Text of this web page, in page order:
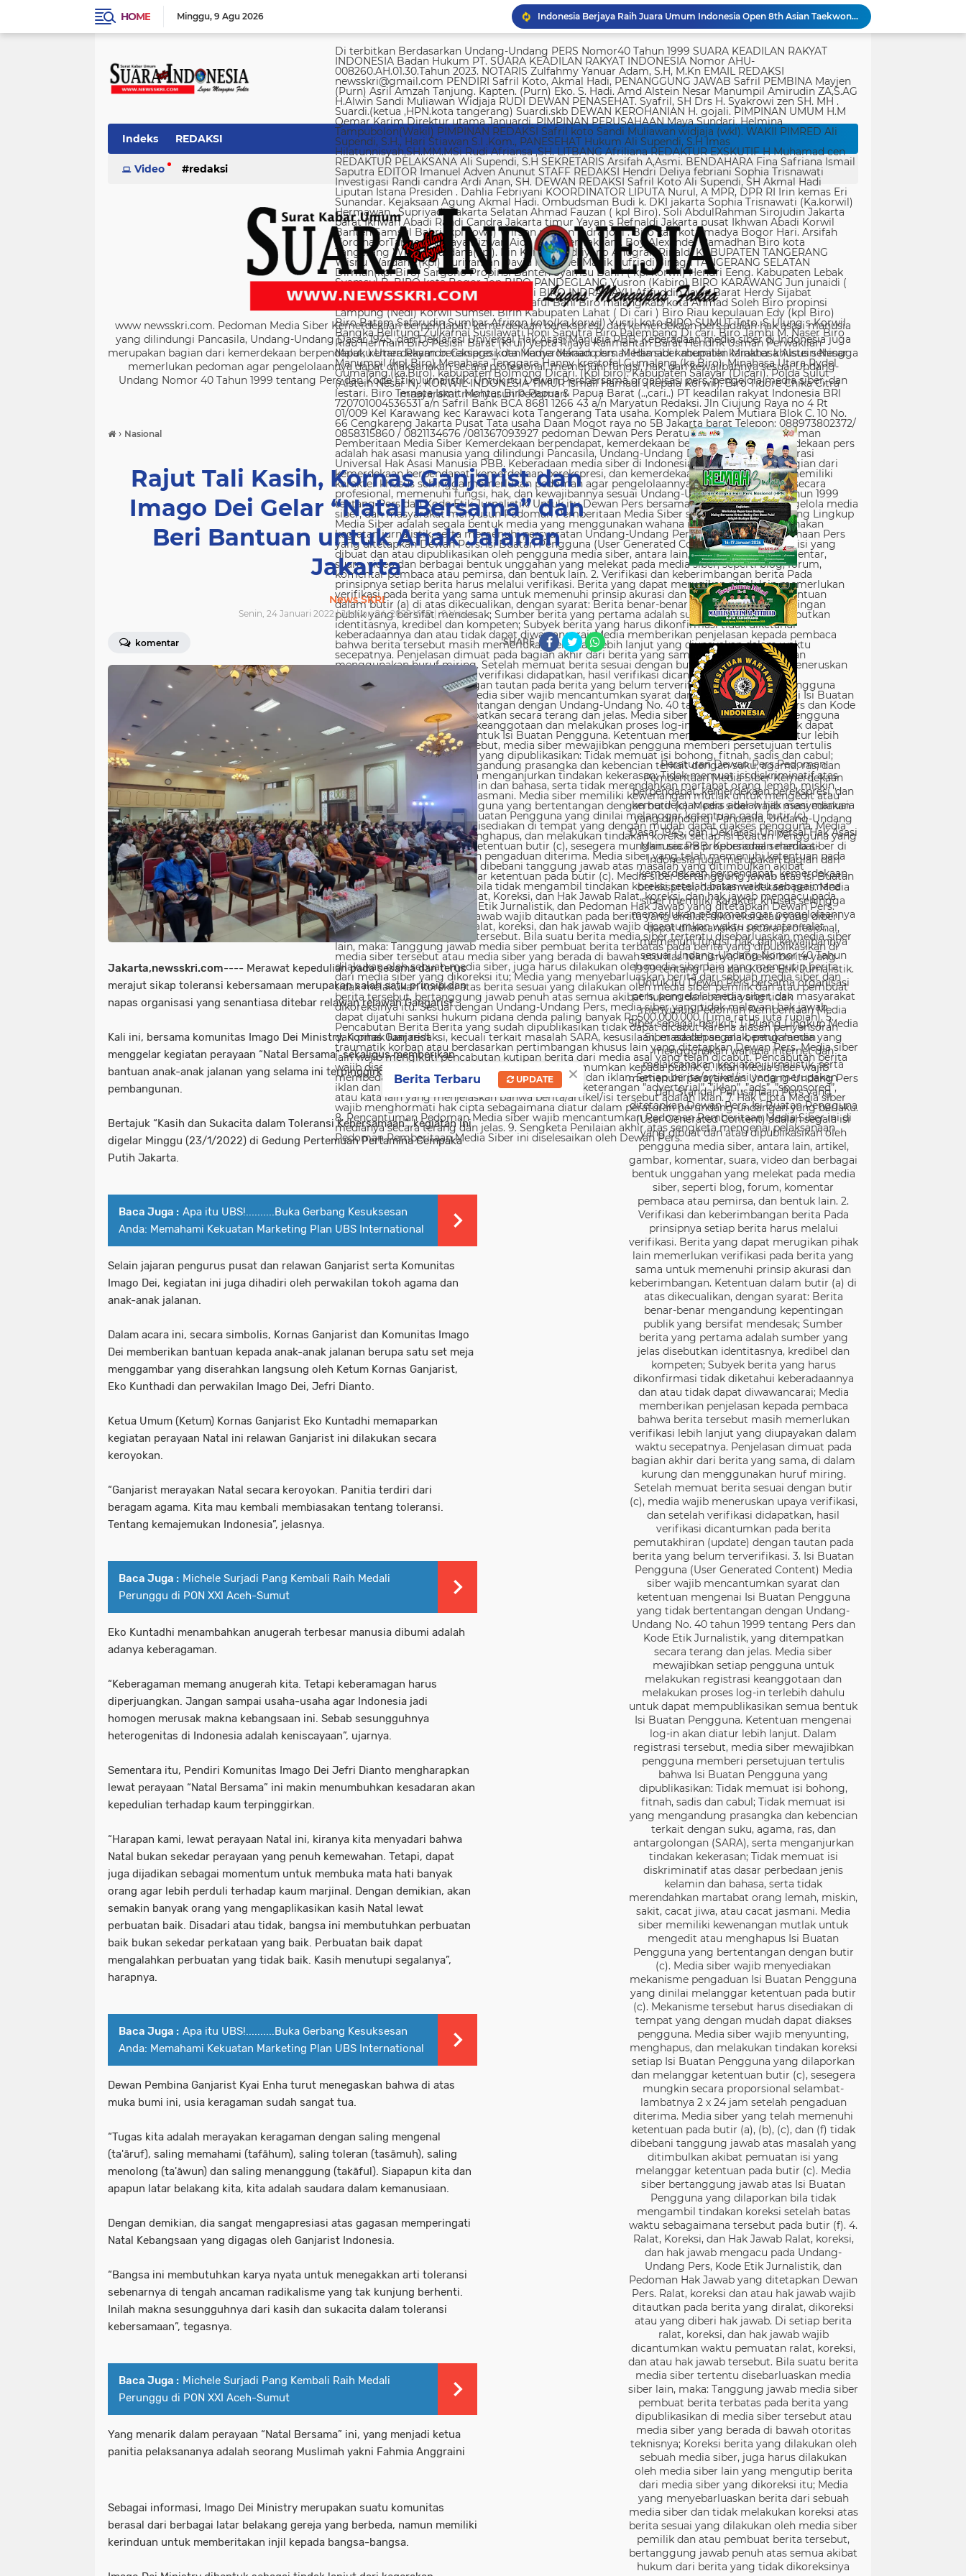
HOME Minggu 9 Agu 2026
Indonesia Berjaya Raih Juara Umum Indonesia Open 8th Asian Taekwondo Indonesia Open Championships 2026
Pererat Sinergitas dengan Ulama, Kapolres Subang Silaturahmi Bersama Ketua dan Pengurus PERSIS Kabupaten Subang
Reuni AKABRI 91 35 Tahun Mengabdi Untuk Negeri
Perkuat Budaya Keselamatan Transportasi, Kemenhub Tingkatkan Pengawasan pada Bus AKAP
Operasi Laut Mematikan! Ketamin 1,3 Ton Diamankan Tim Gabungan di Bintan
Di terbitkan Berdasarkan Undang-Undang PERS Nomor40 Tahun 1999 SUARA KEADILAN RAKYAT INDONESIA Badan Hukum PT. SUARA KEADILAN RAKYAT INDONESIA Nomor AHU-008260.AH.01.30.Tahun 2023. NOTARIS Zulfahmy Yanuar Adam, S.H, M.Kn EMAIL REDAKSI newsskri@gmail.com PENDIRI Safril Koto, Akmal Hadi, PENANGGUNG JAWAB Safril PEMBINA Mayjen (Purn) Asril Amzah Tanjung. Kapten. (Purn) Eko. S. Hadi. Amd Alstein Nesar Manumpil Amirudin ZA,S.AG H.Alwin Sandi Muliawan Widjaja RUDI DEWAN PENASEHAT. Syafril, SH Drs H. Syakrowi zen SH. MH . Suardi.(ketua ,HPN.kota tangerang) Suardi.skb DEWAN KEROHANIAN H. gojali. PIMPINAN UMUM H.M Qemar Karim Direktur utama Januardi. PIMPINAN PERUSAHAAN Maya Sundari. Helmina Tampubolon(Wakil) PIMPINAN REDAKSI Safril koto Sandi Muliawan widjaja (wkl). WAKIl PIMRED Ali Supendi, S.H., Hari Stiawan S.I .Kom., PANESEHAT Hukum Ali Supendi, S.H Imas Hilatunnisyah,SH.MM.MSi Rudi Afriansa ,SH. LITBANG Afriliana REDAKTUR EXSKUTIF H Muhamad cen REDAKTUR PELAKSANA Ali Supendi, S.H SEKRETARIS Arsifah A,Asmi. BENDAHARA Fina Safriana Ismail Saputra EDITOR Imanuel Adven Anunut STAFF REDAKSI Hendri Deliya febriani Sophia Trisnawati Investigasi Randi candra Ardi Anan, SH. DEWAN REDAKSI Safril Koto Ali Supendi, SH Akmal Hadi Liputan Istana Presiden . Dahlia Febriyani KOORDINATOR LIPUTA Nurul, A MPR, DPR RI Irin kemas Eri Sunandar. Kejaksaan Agung Akmal Hadi. Ombudsman Budi k. DKI jakarta Sophia Trisnawati (Ka.korwil) Hermawan . Supriyadi. Jakarta Selatan Ahmad Fauzan ( kpl Biro). Soli AbdulRahman Sirojudin Jakarta barat Ikhwan Abadi Randi Candra Jakarta timur Yayan s Refnaldi Jakarta pusat Ikhwan Abadi Korwil Banten Samsul Bahri (kpl kowil) Wirson risman Indra joni . Biro kab/kota madya Bogor Hari. Arsifah KordinatorTangerang raya Rizwan Aidil ( kpl. Perwakilan). Boy Alexander Ramadhan Biro kota Tangerang Wisnu Wardana(kpl). Irin Kamas Andriyano Anugrah Rinaldi KABUPATEN TANGERANG Wisnu Wardana (kpl) Nuriyaman David Natanael Manik Sufriadi Sinaga TANGERANG SELATAN Dirman(kpl Biro) Sargono Propinsi Banten Syamsu Bahri ( kpl korwil) Hendri Eeng. Kabupaten Lebak Syamsul B. BIRO kota Bogor Jon BIRO PANDEGLANG Yusron (Kabiro) BIRO KARAWANG Jun junaidi ( kpl Biro) Ugi . BIRO KUNINGAN Nurhadi BIRO INDRAMAYU Afifuddin Jawa Barat Herdy Sijabat (kapowil). BIRO JAWA TIMUR Sofiyan Saful Bahi Biro malang kab/kota Ahmad Soleh Biro propinsi Lampung (Nedi) Korwil Sumsel. Birin Kabupaten Lahat ( Di cari ) Biro Riau kepulauan Edy (kpl Biro) Biro Batam Safarudin Sumbar Afrizon koto(ka korwil) Yusril koto BIRO SUMUT Toto. S Ulung s Korwil Bangka Belitung Zulkarnai Susilawati Roni Saputra Biro Palembang Di cari. Biro Jambi M. Naser Biro Riau Hermain Biro Pesisir Barat (Krui) yepta Rijaya Kalimantan Barat Hendrik Usman Perwakilan Maluku Utara Raymon Caniago kota Madya Manado Ismail Hamadi kabupaten Minahasa Alstein Nesar Manumpil (kpl Biro) Menahasa Tenggara Hanny krestofel Gumalang (ka.Biro). Minahasa Utara Rydel Gumalang.(ka.Biro). kabupaten Bolmong Dicari. (Kpl biro). Kabupaten Salayar (Dicari). Polda Sulut (Alstein Nesar N). KORWIL INDONESIA TIMUR Ismail Hamadi .(kepala Korwil). Biro Tidore Chika Citra lestari. Biro Ternate Ismit Mohtar Biro Papua & Papua Barat (..,cari..) PT keadilan rakyat Indonesia BRI 720701004536531 a/n Safril Bank BCA 8681 1266 43 a/n Maryatun Redaksi. Jln Ciujung Raya no 4 Rt 01/009 Kel Karawang kec Karawaci kota Tangerang Tata usaha. Komplek Palem Mutiara Blok C. 10 No. 66 Cengkareng Jakarta Pusat Tata usaha Daan Mogot raya no 5B Jakarta barat Telepon: 088973802372/ 0858315860 / 0821134676 /081367093927 pedoman Dewan Pers Peraturan Dewan Pers Pedoman Pemberitaan Media Siber Kemerdekaan berpendapat, kemerdekaan berekspresi, dan kemerdekaan pers adalah hak asasi manusia yang dilindungi Pancasila, Undang-Undang Dasar 1945, dan Deklarasi Universal Hak Asasi Manusia PBB. Keberadaan media siber di Indonesia juga merupakan bagian dari kemerdekaan berpendapat, kemerdekaan berekspresi, dan kemerdekaan pers. Media siber memiliki karakter khusus sehingga memerlukan pedoman agar pengelolaannya dapat dilaksanakan secara profesional, memenuhi fungsi, hak, dan kewajibannya sesuai Undang-Undang Nomor 40 Tahun 1999 tentang Pers dan Kode Etik Jurnalistik. Untuk itu Dewan Pers bersama organisasi pers, pengelola media siber, dan masyarakat menyusun Pedoman Pemberitaan Media Siber sebagai berikut: 1. Ruang Lingkup Media Siber adalah segala bentuk media yang menggunakan wahana internet dan melaksanakan kegiatan jurnalistik, serta memenuhi persyaratan Undang-Undang Pers dan Standar Perusahaan Pers yang ditetapkan Dewan Pers. Isi Buatan Pengguna (User Generated Content) adalah segala isi yang dibuat dan atau dipublikasikan oleh pengguna media siber, antara lain, artikel, gambar, komentar, suara, video dan berbagai bentuk unggahan yang melekat pada media siber, seperti blog, forum, komentar pembaca atau pemirsa, dan bentuk lain. 2. Verifikasi dan keberimbangan berita Pada prinsipnya setiap berita harus melalui verifikasi. Berita yang dapat merugikan pihak lain memerlukan verifikasi pada berita yang sama untuk memenuhi prinsip akurasi dan keberimbangan. Ketentuan dalam butir (a) di atas dikecualikan, dengan syarat: Berita benar-benar mengandung kepentingan publik yang bersifat mendesak; Sumber berita yang pertama adalah sumber yang jelas disebutkan identitasnya, kredibel dan kompeten; Subyek berita yang harus dikonfirmasi tidak diketahui keberadaannya dan atau tidak dapat diwawancarai; Media memberikan penjelasan kepada pembaca bahwa berita tersebut masih memerlukan verifikasi lebih lanjut yang diupayakan dalam waktu secepatnya. Penjelasan dimuat pada bagian akhir dari berita yang sama, di dalam kurung dan menggunakan huruf miring. Setelah memuat berita sesuai dengan butir (c), media wajib meneruskan upaya verifikasi, dan setelah verifikasi didapatkan, hasil verifikasi dicantumkan pada berita pemutakhiran (update) dengan tautan pada berita yang belum terverifikasi. 3. Isi Buatan Pengguna (User Generated Content) Media siber wajib mencantumkan syarat dan ketentuan mengenai Isi Buatan Pengguna yang tidak bertentangan dengan Undang-Undang No. 40 tahun 1999 tentang Pers dan Kode Etik Jurnalistik, yang ditempatkan secara terang dan jelas. Media siber mewajibkan setiap pengguna untuk melakukan registrasi keanggotaan dan melakukan proses log-in terlebih dahulu untuk dapat mempublikasikan semua bentuk Isi Buatan Pengguna. Ketentuan mengenai log-in akan diatur lebih lanjut. Dalam registrasi tersebut, media siber mewajibkan pengguna memberi persetujuan tertulis bahwa Isi Buatan Pengguna yang dipublikasikan: Tidak memuat isi bohong, fitnah, sadis dan cabul; Tidak memuat isi yang mengandung prasangka dan kebencian terkait dengan suku, agama, ras, dan antargolongan (SARA), serta menganjurkan tindakan kekerasan; Tidak memuat isi diskriminatif atas dasar perbedaan jenis kelamin dan bahasa, serta tidak merendahkan martabat orang lemah, miskin, sakit, cacat jiwa, atau cacat jasmani. Media siber memiliki kewenangan mutlak untuk mengedit atau menghapus Isi Buatan Pengguna yang bertentangan dengan butir (c). Media siber wajib menyediakan mekanisme pengaduan Isi Buatan Pengguna yang dinilai melanggar ketentuan pada butir (c). Mekanisme tersebut harus disediakan di tempat yang dengan mudah dapat diakses pengguna. Media siber wajib menyunting, menghapus, dan melakukan tindakan koreksi setiap Isi Buatan Pengguna yang dilaporkan dan melanggar ketentuan butir (c), sesegera mungkin secara proporsional selambat-lambatnya 2 x 24 jam setelah pengaduan diterima. Media siber yang telah memenuhi ketentuan pada butir (a), (b), (c), dan (f) tidak dibebani tanggung jawab atas masalah yang ditimbulkan akibat pemuatan isi yang melanggar ketentuan pada butir (c). Media siber bertanggung jawab atas Isi Buatan Pengguna yang dilaporkan bila tidak mengambil tindakan koreksi setelah batas waktu sebagaimana tersebut pada butir (f). 4. Ralat, Koreksi, dan Hak Jawab Ralat, koreksi, dan hak jawab mengacu pada Undang-Undang Pers, Kode Etik Jurnalistik, dan Pedoman Hak Jawab yang ditetapkan Dewan Pers. Ralat, koreksi dan atau hak jawab wajib ditautkan pada berita yang diralat, dikoreksi atau yang diberi hak jawab. Di setiap berita ralat, koreksi, dan hak jawab wajib dicantumkan waktu pemuatan ralat, koreksi, dan atau hak jawab tersebut. Bila suatu berita media siber tertentu disebarluaskan media siber lain, maka: Tanggung jawab media siber pembuat berita terbatas pada berita yang dipublikasikan di media siber tersebut atau media siber yang berada di bawah otoritas teknisnya; Koreksi berita yang dilakukan oleh sebuah media siber, juga harus dilakukan oleh media siber lain yang mengutip berita dari media siber yang dikoreksi itu; Media yang menyebarluaskan berita dari sebuah media siber dan tidak melakukan koreksi atas berita sesuai yang dilakukan oleh media siber pemilik dan atau pembuat berita tersebut, bertanggung jawab penuh atas semua akibat hukum dari berita yang tidak dikoreksinya itu. Sesuai dengan Undang-Undang Pers, media siber yang tidak melayani hak jawab dapat dijatuhi sanksi hukum pidana denda paling banyak Rp500.000.000 (Lima ratus juta rupiah). 5. Pencabutan Berita Berita yang sudah dipublikasikan tidak dapat dicabut karena alasan penyensoran dari pihak luar redaksi, kecuali terkait masalah SARA, kesusilaan, masa depan anak, pengalaman traumatik korban atau berdasarkan pertimbangan khusus lain yang ditetapkan Dewan Pers. Media siber lain wajib mengikuti pencabutan kutipan berita dari media asal yang telah dicabut. Pencabutan berita wajib disertai dengan alasan pencabutan dan diumumkan kepada publik. 6. Iklan Media siber wajib membedakan dengan tegas antara produk berita dan iklan. Setiap berita/artikel/isi yang merupakan iklan dan atau isi berbayar wajib mencantumkan keterangan ”advertorial”, ”iklan”, ”ads”, ”spons
Indeks REDAKSI
Video redaksi
www newsskri.com. Pedoman Media Siber Kemerdekaan berpendapat, kemerdekaan berekspresi, dan kemerdekaan pers adalah hak asasi manusia
yang dilindungi Pancasila, Undang-Undang Dasar 1945, dan Deklarasi Universal Hak Asasi Manusia PBB. Keberadaan media siber di Indonesia juga
merupakan bagian dari kemerdekaan berpendapat, kemerdekaan berekspresi, dan kemerdekaan pers. Media siber memiliki karakter khusus sehingga
memerlukan pedoman agar pengelolaannya dapat dilaksanakan secara profesional, memenuhi fungsi, hak, dan kewajibannya sesuai Undang-
Undang Nomor 40 Tahun 1999 tentang Pers dan Kode Etik Jurnalistik. Untuk itu Dewan Persbersama organisasi pers, pengelola media siber, dan
masyarakat menyusun Pedoman
› Nasional
Rajut Tali Kasih, Kornas Ganjarist dan
Imago Dei Gelar “Natal Bersama” dan
Beri Bantuan untuk Anak Jalanan
Jakarta
News SKRI
Senin, 24 Januari 2022 | Januari 24, 2022 WIB | 0Views
komentar SHARE
Jakarta,newsskri.com---- Merawat kepedulian pada sesama dan terus
merajut sikap toleransi kebersamaan merupakan salah satu prinsip dan
napas organisasi yang senantiasa ditebar relawan relawan Gangarist.
Kali ini, bersama komunitas Imago Dei Ministry, Kornas Ganjarist
menggelar kegiatan perayaan “Natal Bersama” sekaligus memberikan
bantuan anak-anak jalanan yang selama ini terpinggirkan dalam gemuruh
pembangunan.
Bertajuk “Kasih dan Sukacita dalam Toleransi Kebersamaan”, kegiatan ini
digelar Minggu (23/1/2022) di Gedung Pertemuan Pertamina Cempaka
Putih Jakarta.
Baca Juga : Apa itu UBS!..........Buka Gerbang Kesuksesan
Anda: Memahami Kekuatan Marketing Plan UBS International
Selain jajaran pengurus pusat dan relawan Ganjarist serta Komunitas
Imago Dei, kegiatan ini juga dihadiri oleh perwakilan tokoh agama dan
anak-anak jalanan.
Dalam acara ini, secara simbolis, Kornas Ganjarist dan Komunitas Imago
Dei memberikan bantuan kepada anak-anak jalanan berupa satu set meja
menggambar yang diserahkan langsung oleh Ketum Kornas Ganjarist,
Eko Kunthadi dan perwakilan Imago Dei, Jefri Dianto.
Ketua Umum (Ketum) Kornas Ganjarist Eko Kuntadhi memaparkan
kegiatan perayaan Natal ini relawan Ganjarist ini dilakukan secara
keroyokan.
“Ganjarist merayakan Natal secara keroyokan. Panitia terdiri dari
beragam agama. Kita mau kembali membiasakan tentang toleransi.
Tentang kemajemukan Indonesia”, jelasnya.
Baca Juga : Michele Surjadi Pang Kembali Raih Medali
Perunggu di PON XXI Aceh-Sumut
Eko Kuntadhi menambahkan anugerah terbesar manusia dibumi adalah
adanya keberagaman.
“Keberagaman memang anugerah kita. Tetapi keberamagan harus
diperjuangkan. Jangan sampai usaha-usaha agar Indonesia jadi
homogen merusak makna kebangsaan ini. Sebab sesungguhnya
heterogenitas di Indonesia adalah keniscayaan”, ujarnya.
Sementara itu, Pendiri Komunitas Imago Dei Jefri Dianto mengharapkan
lewat perayaan “Natal Bersama” ini makin menumbuhkan kesadaran akan
kepedulian terhadap kaum terpinggirkan.
“Harapan kami, lewat perayaan Natal ini, kiranya kita menyadari bahwa
Natal bukan sekedar perayaan yang penuh kemewahan. Tetapi, dapat
juga dijadikan sebagai momentum untuk membuka mata hati banyak
orang agar lebih perduli terhadap kaum marjinal. Dengan demikian, akan
semakin banyak orang yang mengaplikasikan kasih Natal lewat
perbuatan baik. Disadari atau tidak, bangsa ini membutuhkan perbuatan
baik bukan sekedar perkataan yang baik. Perbuatan baik dapat
mengalahkan perbuatan yang tidak baik. Kasih menutupi segalanya”,
harapnya.
Baca Juga : Apa itu UBS!..........Buka Gerbang Kesuksesan
Anda: Memahami Kekuatan Marketing Plan UBS International
Dewan Pembina Ganjarist Kyai Enha turut menegaskan bahwa di atas
muka bumi ini, usia keragaman sudah sangat tua.
“Tugas kita adalah merayakan keragaman dengan saling mengenal
(ta'āruf), saling memahami (tafāhum), saling toleran (tasāmuh), saling
menolong (ta'āwun) dan saling menanggung (takāful). Siapapun kita dan
apapun latar belakang kita, kita adalah saudara dalam kemanusiaan.
Dengan demikian, dia sangat mengapresiasi atas gagasan memperingati
Natal Kebangsaan yang digagas oleh Ganjarist Indonesia.
“Bangsa ini membutuhkan karya nyata untuk menegakkan arti toleransi
sebenarnya di tengah ancaman radikalisme yang tak kunjung berhenti.
Inilah makna sesungguhnya dari kasih dan sukacita dalam toleransi
kebersamaan”, tegasnya.
Baca Juga : Michele Surjadi Pang Kembali Raih Medali
Perunggu di PON XXI Aceh-Sumut
Yang menarik dalam perayaan “Natal Bersama” ini, yang menjadi ketua
panitia pelaksananya adalah seorang Muslimah yakni Fahmia Anggraini
Sebagai informasi, Imago Dei Ministry merupakan suatu komunitas
berasal dari berbagai latar belakang gereja yang berbeda, namun memiliki
kerinduan untuk memberitakan injil kepada bangsa-bangsa.
Peraturan Dewan Pers Pedoman
Pemberitaan Media Siber Kemerdekaan
berpendapat, kemerdekaan berekspresi, dan
kemerdekaan pers adalah hak asasi manusia
yang dilindungi Pancasila, Undang-Undang
Dasar 1945, dan Deklarasi Universal Hak Asasi
Manusia PBB. Keberadaan media siber di
Indonesia juga merupakan bagian dari
kemerdekaan berpendapat, kemerdekaan
berekspresi, dan kemerdekaan pers. Media
siber memiliki karakter khusus sehingga
memerlukan pedoman agar pengelolaannya
dapat dilaksanakan secara profesional,
memenuhi fungsi, hak, dan kewajibannya
sesuai Undang-Undang Nomor 40 Tahun
1999 tentang Pers dan Kode Etik Jurnalistik.
Untuk itu Dewan Pers bersama organisasi
pers, pengelola media siber, dan masyarakat
menyusun Pedoman Pemberitaan Media
Siber sebagai berikut: 1. Ruang Lingkup Media
Siber adalah segala bentuk media yang
menggunakan wahana internet dan
melaksanakan kegiatan jurnalistik, serta
memenuhi persyaratan Undang-Undang Pers
dan Standar Perusahaan Pers yang
ditetapkan Dewan Pers. Isi Buatan Pengguna
(User Generated Content) adalah segala isi
yang dibuat dan atau dipublikasikan oleh
pengguna media siber, antara lain, artikel,
gambar, komentar, suara, video dan berbagai
bentuk unggahan yang melekat pada media
siber, seperti blog, forum, komentar
pembaca atau pemirsa, dan bentuk lain. 2.
Verifikasi dan keberimbangan berita Pada
prinsipnya setiap berita harus melalui
verifikasi. Berita yang dapat merugikan pihak
lain memerlukan verifikasi pada berita yang
sama untuk memenuhi prinsip akurasi dan
keberimbangan. Ketentuan dalam butir (a) di
atas dikecualikan, dengan syarat: Berita
benar-benar mengandung kepentingan
publik yang bersifat mendesak; Sumber
berita yang pertama adalah sumber yang
jelas disebutkan identitasnya, kredibel dan
kompeten; Subyek berita yang harus
dikonfirmasi tidak diketahui keberadaannya
dan atau tidak dapat diwawancarai; Media
memberikan penjelasan kepada pembaca
bahwa berita tersebut masih memerlukan
verifikasi lebih lanjut yang diupayakan dalam
waktu secepatnya. Penjelasan dimuat pada
bagian akhir dari berita yang sama, di dalam
kurung dan menggunakan huruf miring.
Setelah memuat berita sesuai dengan butir
(c), media wajib meneruskan upaya verifikasi,
dan setelah verifikasi didapatkan, hasil
verifikasi dicantumkan pada berita
pemutakhiran (update) dengan tautan pada
berita yang belum terverifikasi. 3. Isi Buatan
Pengguna (User Generated Content) Media
siber wajib mencantumkan syarat dan
ketentuan mengenai Isi Buatan Pengguna
yang tidak bertentangan dengan Undang-
Undang No. 40 tahun 1999 tentang Pers dan
Kode Etik Jurnalistik, yang ditempatkan
secara terang dan jelas. Media siber
mewajibkan setiap pengguna untuk
melakukan registrasi keanggotaan dan
melakukan proses log-in terlebih dahulu
untuk dapat mempublikasikan semua bentuk
Isi Buatan Pengguna. Ketentuan mengenai
log-in akan diatur lebih lanjut. Dalam
registrasi tersebut, media siber mewajibkan
pengguna memberi persetujuan tertulis
bahwa Isi Buatan Pengguna yang
dipublikasikan: Tidak memuat isi bohong,
fitnah, sadis dan cabul; Tidak memuat isi
yang mengandung prasangka dan kebencian
terkait dengan suku, agama, ras, dan
antargolongan (SARA), serta menganjurkan
tindakan kekerasan; Tidak memuat isi
diskriminatif atas dasar perbedaan jenis
kelamin dan bahasa, serta tidak
merendahkan martabat orang lemah, miskin,
sakit, cacat jiwa, atau cacat jasmani. Media
siber memiliki kewenangan mutlak untuk
mengedit atau menghapus Isi Buatan
Pengguna yang bertentangan dengan butir
(c). Media siber wajib menyediakan
mekanisme pengaduan Isi Buatan Pengguna
yang dinilai melanggar ketentuan pada butir
(c). Mekanisme tersebut harus disediakan di
tempat yang dengan mudah dapat diakses
pengguna. Media siber wajib menyunting,
menghapus, dan melakukan tindakan koreksi
setiap Isi Buatan Pengguna yang dilaporkan
dan melanggar ketentuan butir (c), sesegera
mungkin secara proporsional selambat-
lambatnya 2 x 24 jam setelah pengaduan
diterima. Media siber yang telah memenuhi
ketentuan pada butir (a), (b), (c), dan (f) tidak
dibebani tanggung jawab atas masalah yang
ditimbulkan akibat pemuatan isi yang
melanggar ketentuan pada butir (c). Media
siber bertanggung jawab atas Isi Buatan
Pengguna yang dilaporkan bila tidak
mengambil tindakan koreksi setelah batas
waktu sebagaimana tersebut pada butir (f). 4.
Ralat, Koreksi, dan Hak Jawab Ralat, koreksi,
dan hak jawab mengacu pada Undang-
Undang Pers, Kode Etik Jurnalistik, dan
Pedoman Hak Jawab yang ditetapkan Dewan
Pers. Ralat, koreksi dan atau hak jawab wajib
ditautkan pada berita yang diralat, dikoreksi
atau yang diberi hak jawab. Di setiap berita
ralat, koreksi, dan hak jawab wajib
dicantumkan waktu pemuatan ralat, koreksi,
dan atau hak jawab tersebut. Bila suatu berita
media siber tertentu disebarluaskan media
siber lain, maka: Tanggung jawab media siber
pembuat berita terbatas pada berita yang
dipublikasikan di media siber tersebut atau
media siber yang berada di bawah otoritas
teknisnya; Koreksi berita yang dilakukan oleh
sebuah media siber, juga harus dilakukan
oleh media siber lain yang mengutip berita
dari media siber yang dikoreksi itu; Media
yang menyebarluaskan berita dari sebuah
media siber dan tidak melakukan koreksi atas
berita sesuai yang dilakukan oleh media siber
pemilik dan atau pembuat berita tersebut,
bertanggung jawab penuh atas semua akibat
hukum dari berita yang tidak dikoreksinya
×
Berita Terbaru UPDATE